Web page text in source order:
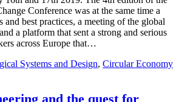
Conference was at the same time a
and best practices, a meeting of the global
a platform that sent a strong and serious
across Europe that…
Systems and Design, Circular Economy
and the quest for